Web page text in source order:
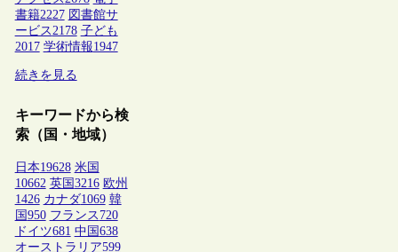
書籍2227 図書館サ
ービス 2178 子ども
2017 学術情報1947
続きを見る
キーワードから検
索（国・地域）
日本19628 米国
10662 英国3216 欧州
1426 カナダ1069 韓
国950 フランス 720
ドイツ681 中国638
オーストラリア599